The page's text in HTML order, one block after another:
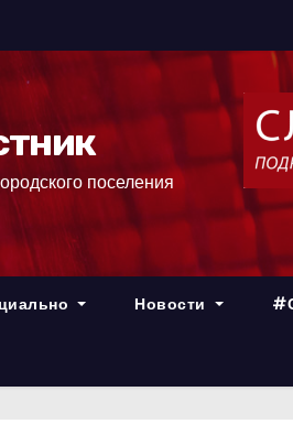
поселения
Новости